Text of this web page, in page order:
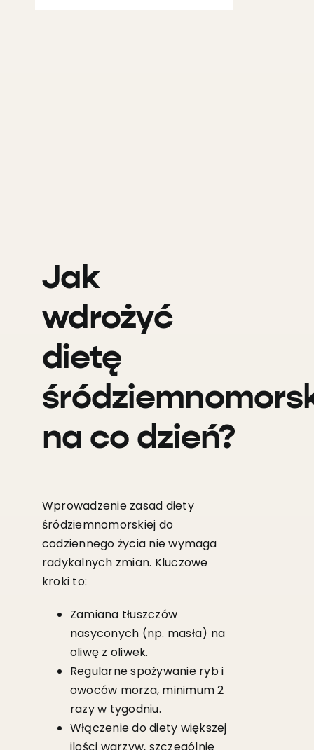
Jak
wdrożyć
dietę
na co dzień?
Wprowadzenie zasad diety
śródziemnomorskiej do
codziennego życia nie wymaga
radykalnych zmian. Kluczowe
kroki to:
Zamiana tłuszczów
nasyconych (np. masła) na
oliwę z oliwek.
Regularne spożywanie ryb i
owoców morza, minimum 2
razy w tygodniu.
Włączenie do diety większej